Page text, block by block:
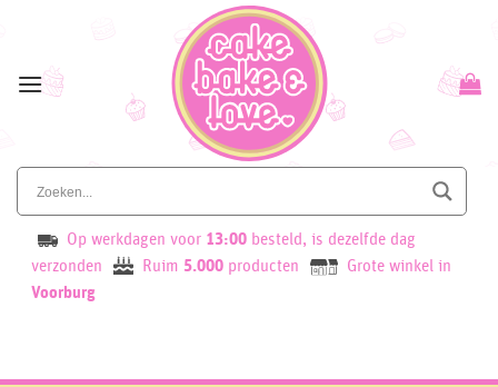
content
Op werkdagen voor 13:00 besteld, is dezelfde dag
verzonden
Ruim 5.000 producten
Grote winkel in
Voorburg